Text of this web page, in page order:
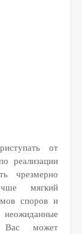
от
реализации
чрезмерно
мягкий
споров и
Вас может